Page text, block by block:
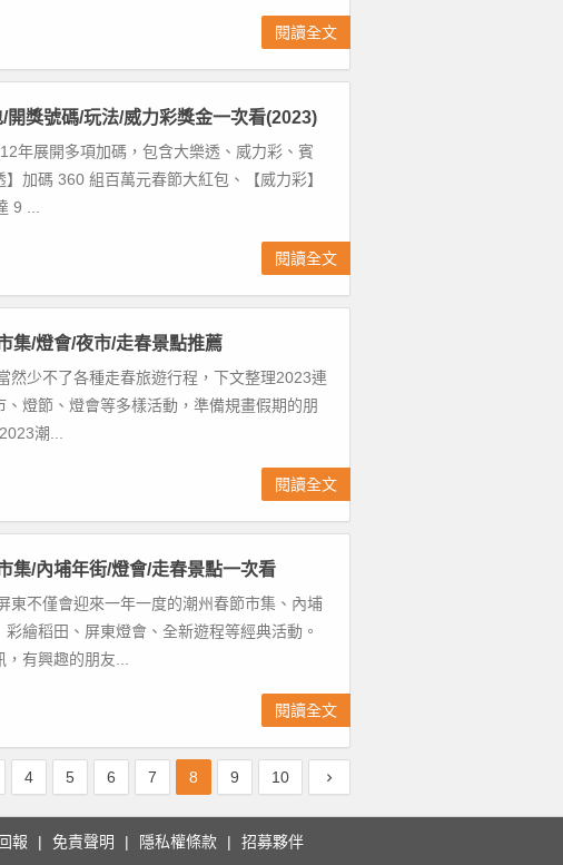
閱讀全文
開獎號碼/玩法/威力彩獎金一次看(2023)
年展開多項加碼，包含大樂透、威力彩、賓
加碼 360 組百萬元春節大紅包、【威力彩】
9 ...
閱讀全文
集/燈會/夜市/走春景點推薦
然少不了各種走春旅遊行程，下文整理2023連
燈節、燈會等多樣活動，準備規畫假期的朋
潮...
閱讀全文
集/內埔年街/燈會/走春景點一次看
東不僅會迎來一年一度的潮州春節市集、內埔
繪稻田、屏東燈會、全新遊程等經典活動。
有興趣的朋友...
閱讀全文
4 5 6 7 8 9 10
報 免責聲明 隱私權條款 招募夥伴